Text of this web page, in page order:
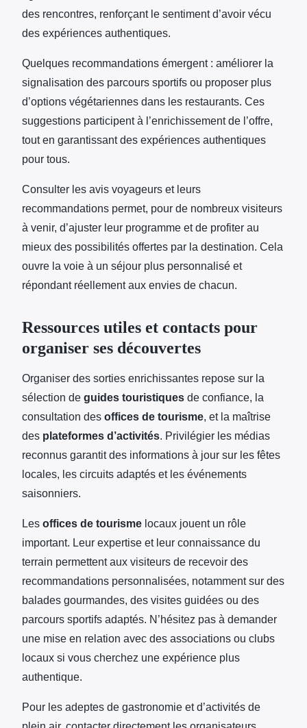
des rencontres, renforçant le sentiment d’avoir vécu
des expériences authentiques.
Quelques recommandations émergent : améliorer la
signalisation des parcours sportifs ou proposer plus
d’options végétariennes dans les restaurants. Ces
suggestions participent à l’enrichissement de l’offre,
tout en garantissant des expériences authentiques
pour tous.
Consulter les avis voyageurs et leurs
recommandations permet, pour de nombreux visiteurs
à venir, d’ajuster leur programme et de profiter au
mieux des possibilités offertes par la destination. Cela
ouvre la voie à un séjour plus personnalisé et
répondant réellement aux envies de chacun.
Ressources utiles et contacts pour
organiser ses découvertes
Organiser des sorties enrichissantes repose sur la
sélection de guides touristiques de confiance, la
consultation des offices de tourisme, et la maîtrise
des plateformes d’activités. Privilégier les médias
reconnus garantit des informations à jour sur les fêtes
locales, les circuits adaptés et les événements
saisonniers.
Les offices de tourisme locaux jouent un rôle
important. Leur expertise et leur connaissance du
terrain permettent aux visiteurs de recevoir des
recommandations personnalisées, notamment sur des
balades gourmandes, des visites guidées ou des
parcours sportifs adaptés. N’hésitez pas à demander
une mise en relation avec des associations ou clubs
locaux si vous cherchez une expérience plus
authentique.
Pour les adeptes de gastronomie et d’activités de